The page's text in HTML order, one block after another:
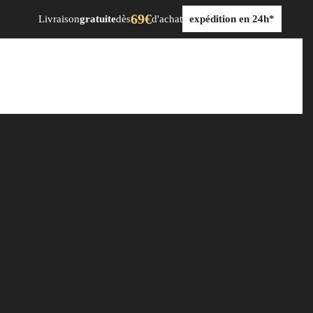
Livraisongratuitedès69€d'achat expédition en 24h*